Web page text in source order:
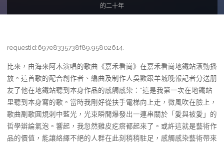
的二十年
requestId:697e8335738f89.95802614.
比來，由海來阿木演唱的歌曲《嘉禾看崗》在嘉禾看崗地鐵站滾動播
放。這首歌的配合創作者、編曲及制作人吳歡跟羊城晚報記者分送朋
友了他在地鐵站聽到本身作品的感觸感染：“這是我第一次在地鐵站
里聽到本身寫的歌。當時我剛好從扶手電梯向上走，微風吹在臉上，
歌曲副歌圓規刺中藍光，光束瞬間爆發出一連串關於「愛與被愛」的
哲學辯論氣泡。響起，我忽然雞皮疙瘩都起來了。或許這就是藝術作
品的價值，能讓絡繹不絕的人群在此刻稍稍駐足，感觸感染藝術帶來